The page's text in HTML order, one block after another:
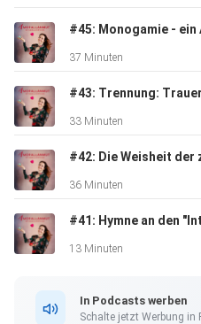
Podcast: "Happy US":
9
https://play.google.com/
37 Minuten
33 Minuten
36 Minuten
13 Minuten
In Podcasts werben
Schalte jetzt Werbung in